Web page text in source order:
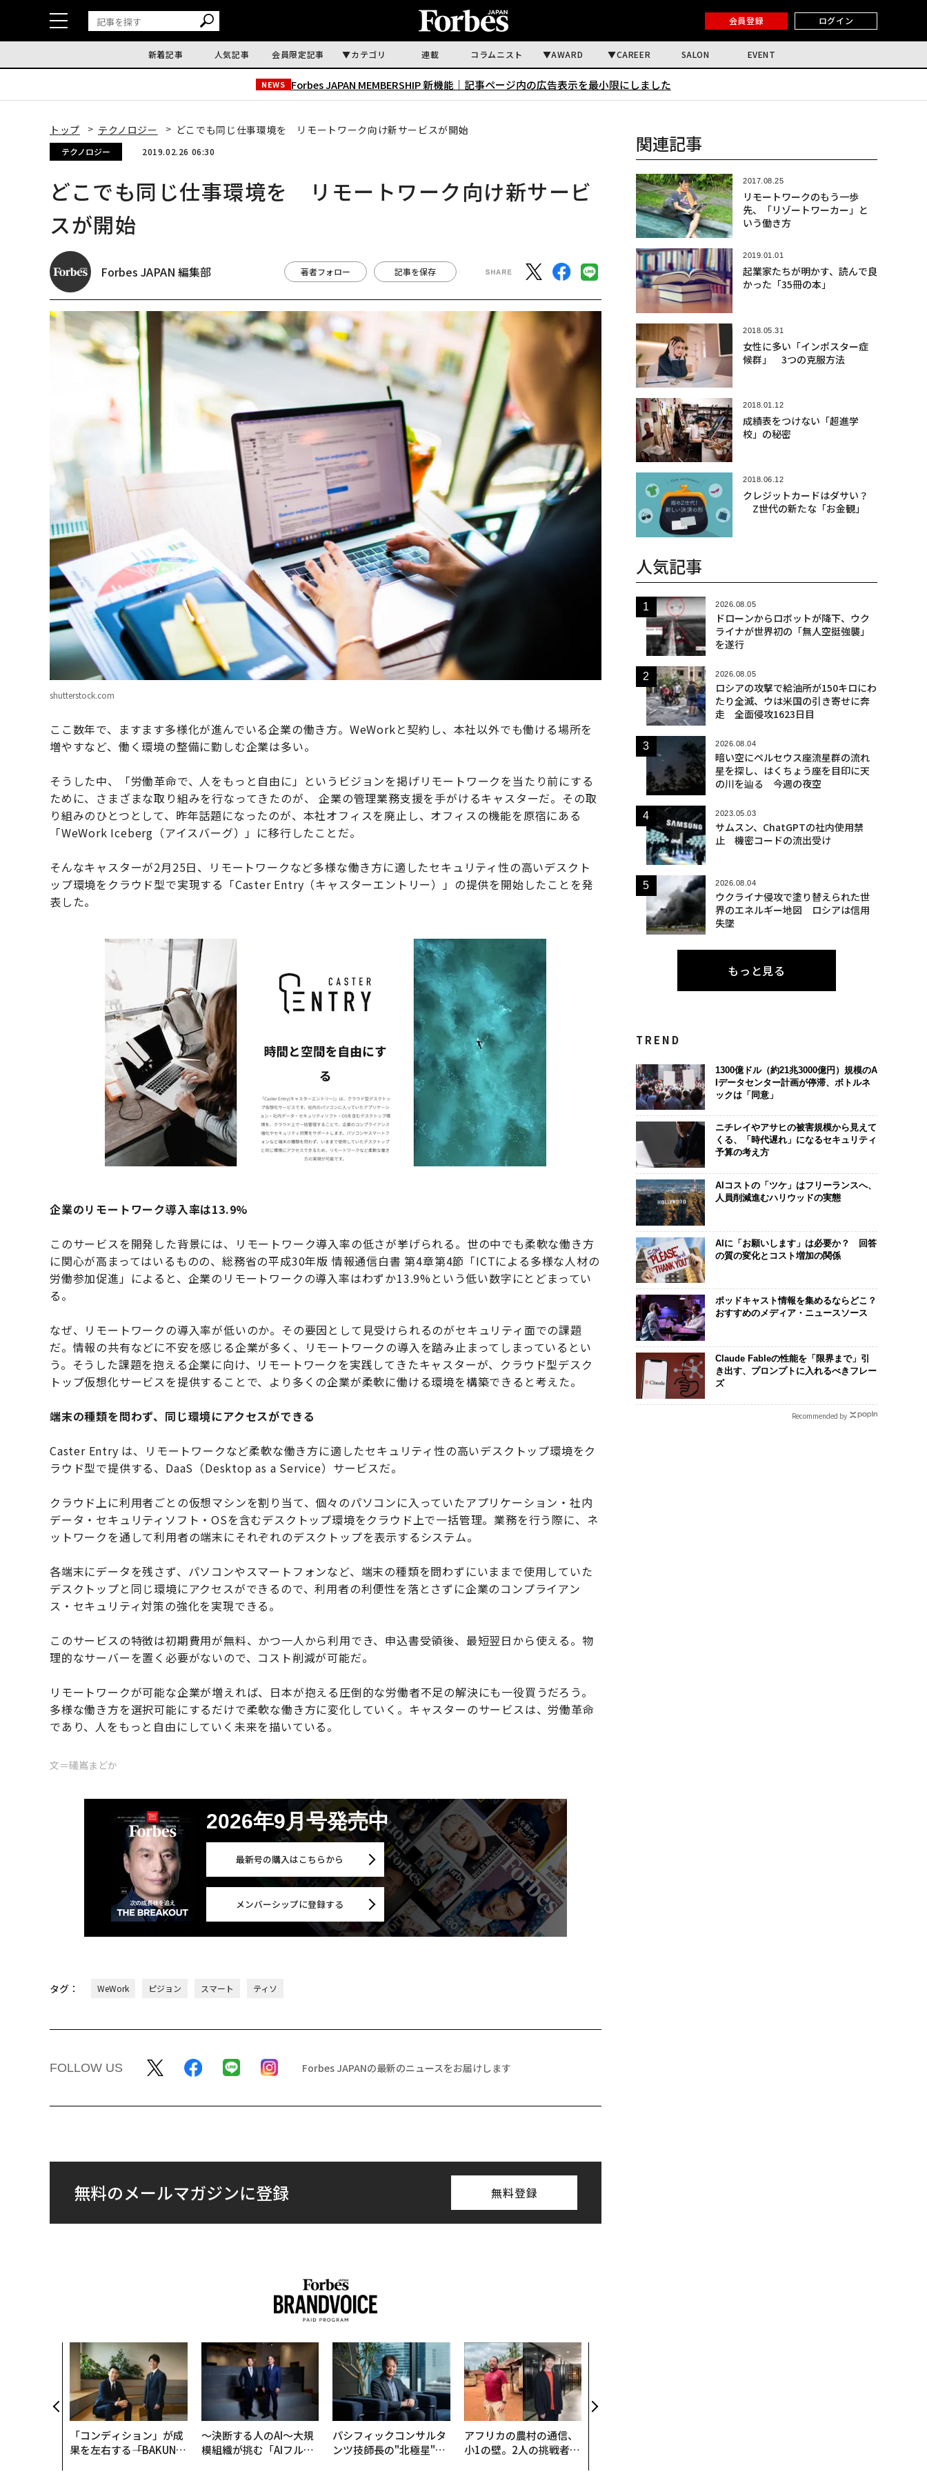
会員登録 ログイン
新着記事 人気記事 会員限定記事 カテゴリ 連載 コラムニスト AWARD CAREER SALON EVENT
NEWS Forbes JAPAN MEMBERSHIP 新機能｜ 記事ページ内の広告表示を最小限にしました
トップ テクノロジー どこでも同じ仕事環境を リモートワーク向け新サービスが開始
テクノロジー 2019.02.26 06:30
どこでも同じ仕事環境を リモートワーク向け新サービ
スが開始
Forbes JAPAN 編集部 著者フォロー 記事を保存
shutterstock.com
ここ数年で、ますます多様化が進んでいる企業の働き方。WeWorkと契約し、本社以外でも働ける場所を
増やすなど、働く環境の整備に勤しむ企業は多い。
そうした中、「労働革命で、人をもっと自由に」というビジョンを掲げリモートワークを当たり前にする
ために、さまざまな取り組みを行なってきたのが、 企業の管理業務支援を手がけるキャスターだ。その取
り組みのひとつとして、昨年話題になったのが、本社オフィスを廃止し、オフィスの機能を原宿にある
「WeWork Iceberg（アイスバーグ）」に移行したことだ。
そんなキャスターが2月25日、リモートワークなど多様な働き方に適したセキュリティ性の高いデスクト
ップ環境をクラウド型で実現する「Caster Entry（キャスターエントリー）」の提供を開始したことを発
表した。
企業のリモートワーク導入率は13.9%
このサービスを開発した背景には、リモートワーク導入率の低さが挙げられる。世の中でも柔軟な働き方
に関心が高まってはいるものの、総務省の平成30年版 情報通信白書 第4章第4節「ICTによる多様な人材の
労働参加促進」によると、企業のリモートワークの導入率はわずか13.9%という低い数字にとどまってい
る。
なぜ、リモートワークの導入率が低いのか。その要因として見受けられるのがセキュリティ面での課題
だ。情報の共有などに不安を感じる企業が多く、リモートワークの導入を踏み止まってしまっているとい
う。そうした課題を抱える企業に向け、リモートワークを実践してきたキャスターが、クラウド型デスク
トップ仮想化サービスを提供することで、より多くの企業が柔軟に働ける環境を構築できると考えた。
端末の種類を問わず、同じ環境にアクセスができる
Caster Entry は、リモートワークなど柔軟な働き方に適したセキュリティ性の高いデスクトップ環境をク
ラウド型で提供する、DaaS（Desktop as a Service）サービスだ。
クラウド上に利用者ごとの仮想マシンを割り当て、個々のパソコンに入っていたアプリケーション・社内
データ・セキュリティソフト・OSを含むデスクトップ環境をクラウド上で一括管理。業務を行う際に、ネ
ットワークを通して利用者の端末にそれぞれのデスクトップを表示するシステム。
各端末にデータを残さず、パソコンやスマートフォンなど、端末の種類を問わずにいままで使用していた
デスクトップと同じ環境にアクセスができるので、利用者の利便性を落とさずに企業のコンプライアン
ス・セキュリティ対策の強化を実現できる。
このサービスの特徴は初期費用が無料、かつ一人から利用でき、申込書受領後、最短翌日から使える。物
理的なサーバーを置く必要がないので、コスト削減が可能だ。
リモートワークが可能な企業が増えれば、日本が抱える圧倒的な労働者不足の解決にも一役買うだろう。
多様な働き方を選択可能にするだけで柔軟な働き方に変化していく。キャスターのサービスは、労働革命
であり、人をもっと自由にしていく未来を描いている。
文＝礒嶌まどか
2026年9月号発売中
最新号の購入はこちらから
メンバーシップに登録する
タグ： WeWork ピジョン スマート ティソ
FOLLOW US Forbes JAPANの最新のニュースをお届けします
無料のメールマガジンに登録 無料登録
「コンディション」が成
果を左右する――「BAKUN
〜決断する人のAI〜大規
模組織が挑む「AIフル実
パシフィックコンサルタ
ンツ技師長の"北極星"。
アフリカの農村の通信、
小1の壁。2人の挑戦者が
関連記事
2017.08.25
リモートワークのもう一歩
先、「リゾートワーカー」と
いう働き方
2019.01.01
起業家たちが明かす、読んで良
かった「35冊の本」
2018.05.31
女性に多い「インポスター症
候群」 3つの克服方法
2018.01.12
成績表をつけない「超進学
校」の秘密
2018.06.12
クレジットカードはダサい？
Z世代の新たな「お金観」
人気記事
2026.08.05
ドローンからロボットが降下、ウク
ライナが世界初の「無人空挺強襲」
を遂行
2026.08.05
ロシアの攻撃で給油所が150キロにわ
たり全滅、ウは米国の引き寄せに奔
走 全面侵攻1623日目
2026.08.04
暗い空にペルセウス座流星群の流れ
星を探し、はくちょう座を目印に天
の川を辿る 今週の夜空
2023.05.03
サムスン、ChatGPTの社内使用禁
止 機密コードの流出受け
2026.08.04
ウクライナ侵攻で塗り替えられた世
界のエネルギー地図 ロシアは信用
失墜
もっと見る
TREND
1300億ドル（約21兆3000億円）規模のA
Iデータセンター計画が停滞、ボトルネ
ックは「同意」
ニチレイやアサヒの被害規模から見えて
くる、「時代遅れ」になるセキュリティ
予算の考え方
AIコストの「ツケ」はフリーランスへ、
人員削減進むハリウッドの実態
AIに「お願いします」は必要か？ 回答
の質の変化とコスト増加の関係
ポッドキャスト情報を集めるならどこ？
おすすめのメディア・ニュースソース
Claude Fableの性能を「限界まで」引
き出す、プロンプトに入れるべきフレー
ズ
Recommended by